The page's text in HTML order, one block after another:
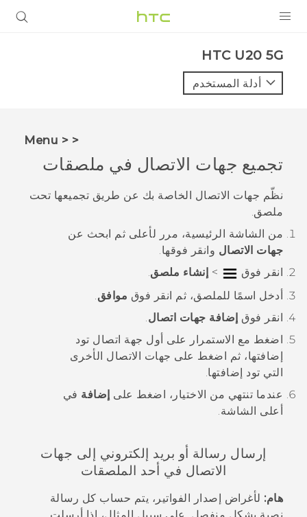
VIVE
VIVERSE
البرامج + التطبيقات
الدعم
أجهزة HTC والملحقات
‎HTC U20 5G‎
أدلة المستخدم
< < Menu
تجميع جهات الاتصال في ملصقات
نظّم جهات الاتصال الخاصة بك عن طريق تجميعها تحت
ملصق.
من الشاشة
الرئيسية، مرر لأعلى ثم ابحث عن
جهات الاتصال وانقر فوقها.
انقر فوق
> إنشاء ملصق.
أدخل اسمًا للملصق، ثم انقر فوق موافق
انقر فوق إضافة جهات اتصال
اضغط مع الاستمرار على أول جهة اتصال تود
إضافتها، ثم اضغط على جهات الاتصال الأخرى
التي تود إضافتها.
عندما تنتهي من الاختيار، اضغط على إضافة في
أعلى الشاشة.
إرسال رسالة أو بريد إلكتروني إلى جهات
الاتصال في أحد الملصقات
هام: لأغراض إصدار الفواتير، يتم حساب كل رسالة